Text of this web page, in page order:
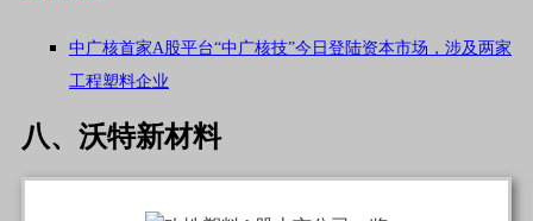
中广核首家A股平台“中广核技”今日登陆资本市场，涉及两家
工程塑料企业
八、沃特新材料